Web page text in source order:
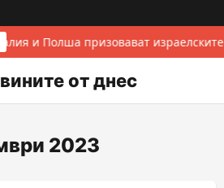
и Полша призовават
от днес
2023